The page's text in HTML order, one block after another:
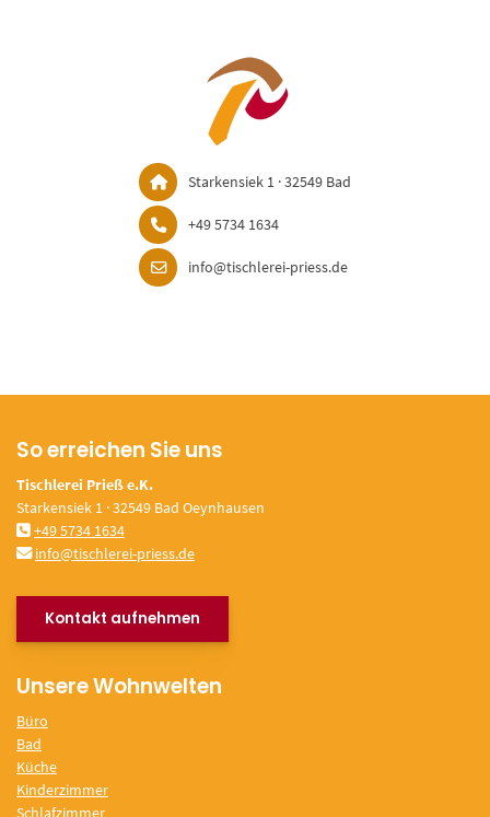
Starkensiek 1 · 32549 Bad
+49 5734 1634
info@tischlerei-priess.de
So erreichen Sie uns
Tischlerei Prieß e.K.
Starkensiek 1 · 32549 Bad Oeynhausen
+49 5734 1634
info@tischlerei-priess.de
Kontakt aufnehmen
Unsere Wohnwelten
Büro
Bad
Küche
Kinderzimmer
Schlafzimmer